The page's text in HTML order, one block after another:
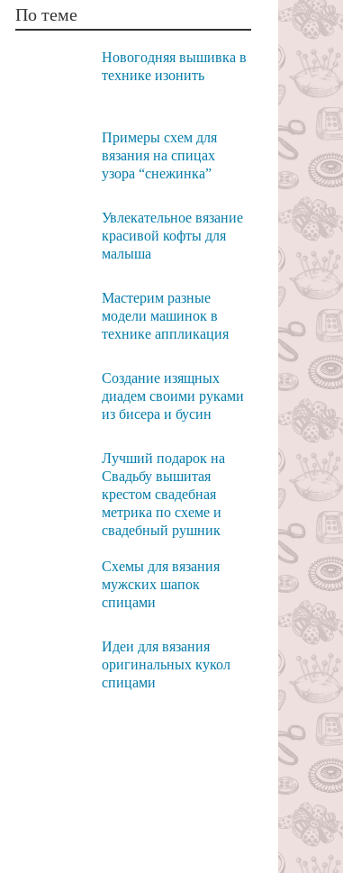
По теме
Новогодняя вышивка в
технике изонить
Примеры схем для
вязания на спицах
узора “снежинка”
Увлекательное вязание
красивой кофты для
малыша
Мастерим разные
модели машинок в
технике аппликация
Создание изящных
диадем своими руками
из бисера и бусин
Лучший подарок на
Свадьбу вышитая
крестом свадебная
метрика по схеме и
свадебный рушник
Схемы для вязания
мужских шапок
спицами
Идеи для вязания
оригинальных кукол
спицами